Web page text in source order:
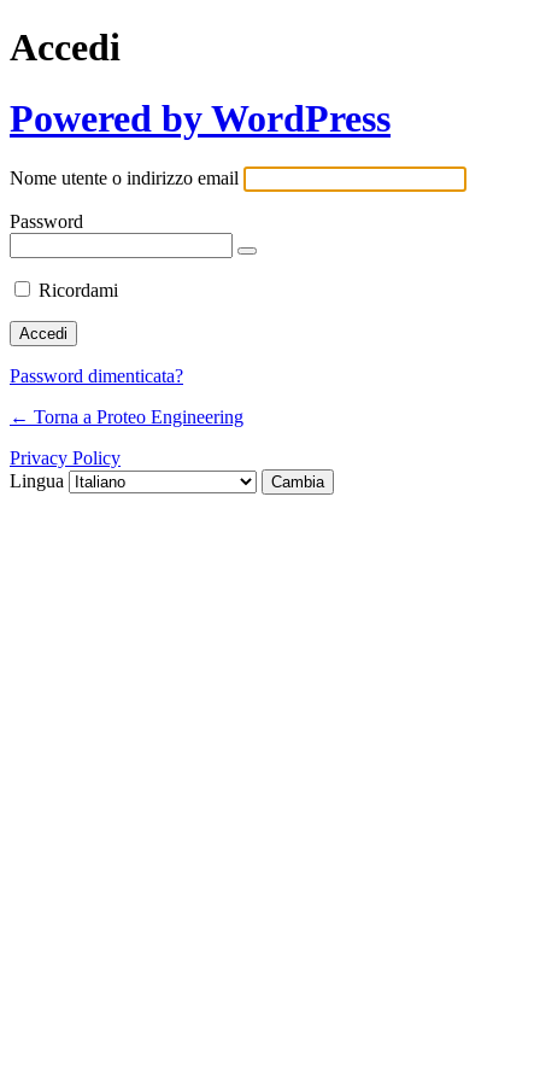
Accedi
Powered by WordPress
Nome utente o indirizzo email
Password
Ricordami
Password dimenticata?
← Torna a Proteo Engineering
Privacy Policy
Lingua